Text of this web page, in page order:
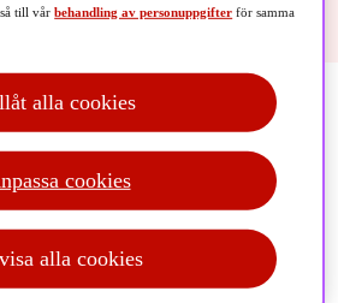
om inspelning och
av
till vårbehandling av personuppgifter för samma
cookies
alla cookies
alla cookies